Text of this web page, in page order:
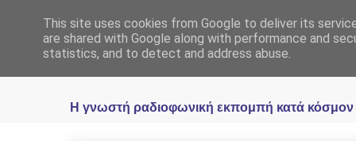
Ραδιοφωνική
Η γνωστή ραδιοφωνική εκπομπή κατά κόσμον
This site uses cookies from Google to deliver its
are shared with Google along with performance and
statistics, and to detect and address abuse.